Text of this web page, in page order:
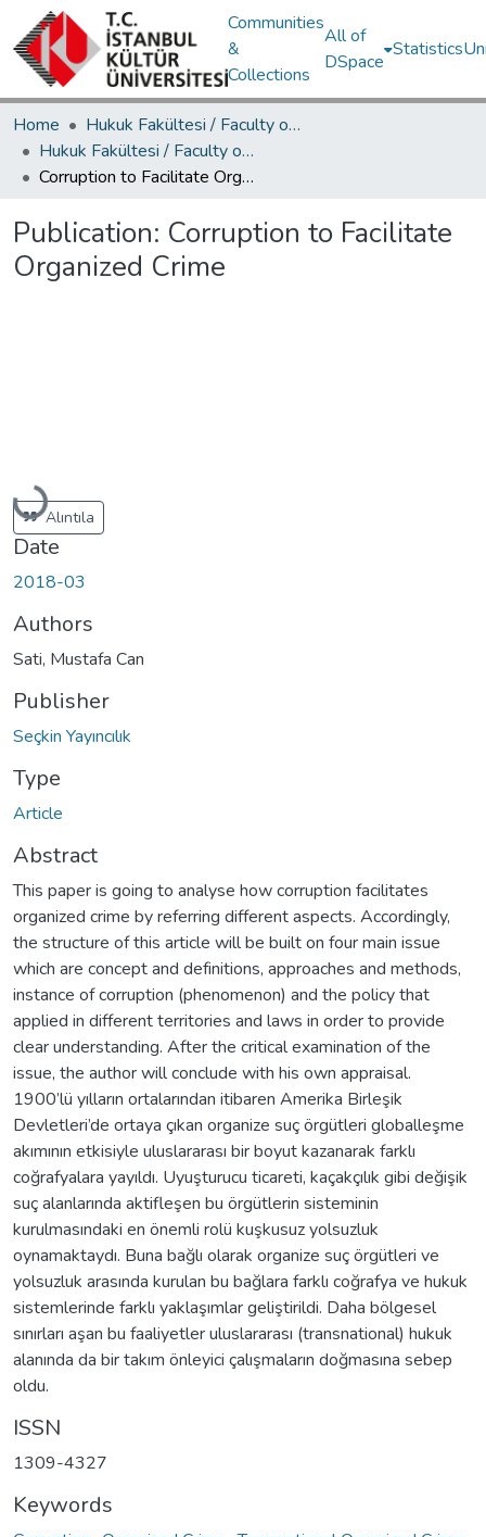
Communities
&
Collections
All of
DSpace
Statistics
Home
Hukuk Fakültesi / Faculty of Law
Hukuk Fakültesi / Faculty of Law
Corruption to Facilitate Organized Crime
Publication: Corruption to Facilitate
Organized Crime
Loading...
Alıntıla
Date
2018-03
Authors
Sati, Mustafa Can
Publisher
Seçkin Yayıncılık
Type
Article
Abstract
This paper is going to analyse how corruption facilitates
organized crime by referring different aspects. Accordingly,
the structure of this article will be built on four main issue
which are concept and definitions, approaches and methods,
instance of corruption (phenomenon) and the policy that
applied in different territories and laws in order to provide
clear understanding. After the critical examination of the
issue, the author will conclude with his own appraisal.
1900’lü yılların ortalarından itibaren Amerika Birleşik
Devletleri’de ortaya çıkan organize suç örgütleri globalleşme
akımının etkisiyle uluslararası bir boyut kazanarak farklı
coğrafyalara yayıldı. Uyuşturucu ticareti, kaçakçılık gibi değişik
suç alanlarında aktifleşen bu örgütlerin sisteminin
kurulmasındaki en önemli rolü kuşkusuz yolsuzluk
oynamaktaydı. Buna bağlı olarak organize suç örgütleri ve
yolsuzluk arasında kurulan bu bağlara farklı coğrafya ve hukuk
sistemlerinde farklı yaklaşımlar geliştirildi. Daha bölgesel
sınırları aşan bu faaliyetler uluslararası (transnational) hukuk
alanında da bir takım önleyici çalışmaların doğmasına sebep
oldu.
ISSN
1309-4327
Keywords